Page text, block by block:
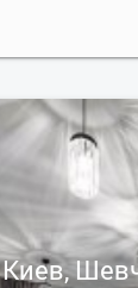
Киев,